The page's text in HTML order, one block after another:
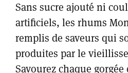
Sans sucre ajouté ni
artificiels, les rhums
remplis de saveurs qui
produites par le
Savourez chaque